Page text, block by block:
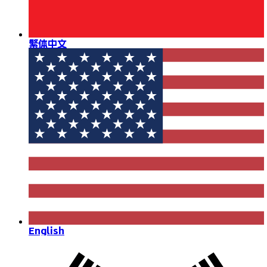
繁体中文
English